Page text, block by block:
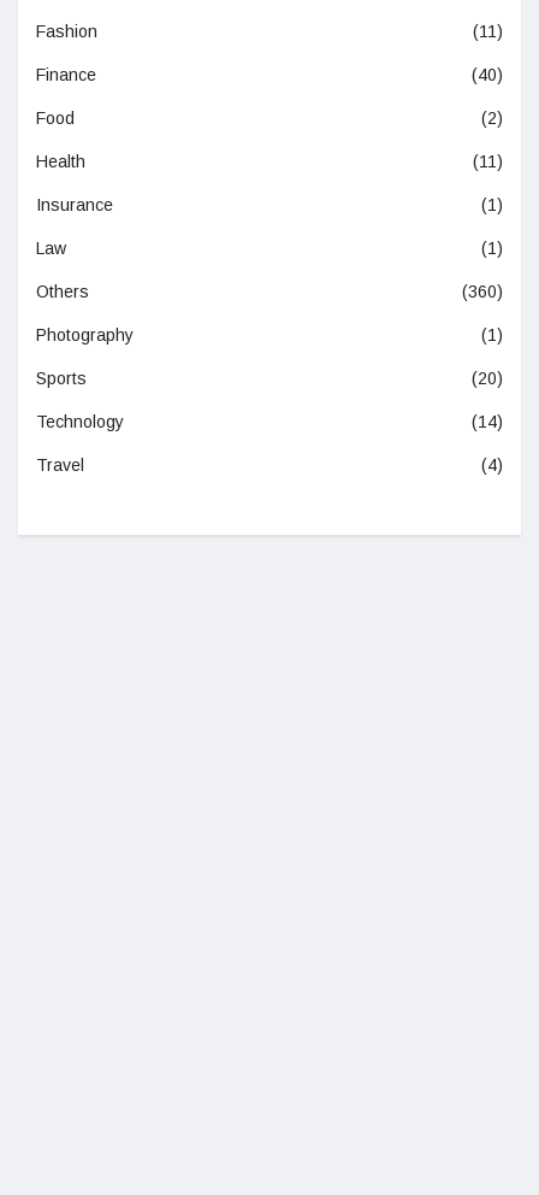
Fashion (11)
Finance (40)
Food (2)
Health (11)
Insurance (1)
Law (1)
Others (360)
Photography (1)
Sports (20)
Technology (14)
Travel (4)